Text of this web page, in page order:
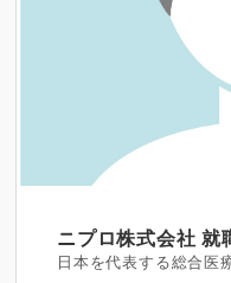
ニプロ株式会社 就
日本を代表する総合医